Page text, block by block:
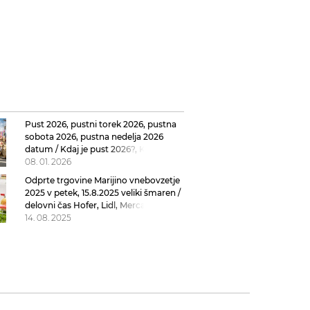
Pust 2026, pustni torek 2026, pustna
sobota 2026, pustna nedelja 2026
datum / Kdaj je pust 2026?, Kdaj je
pustni torek 2026?, Kdaj je pustna
sobota 2026?
08. 01. 2026
Odprte trgovine Marijino vnebovzetje
2025 v petek, 15.8.2025 veliki šmaren /
delovni čas Hofer, Lidl, Mercator, Spar,
Citypark, Aleja
14. 08. 2025